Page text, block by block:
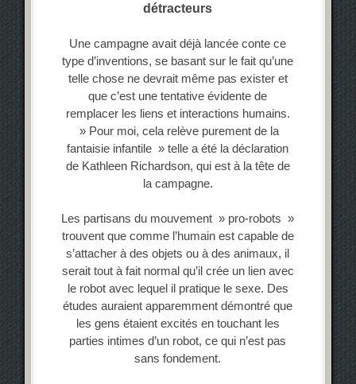
détracteurs
Une campagne avait déjà lancée conte ce
type d’inventions, se basant sur le fait qu’une
telle chose ne devrait même pas exister et
que c’est une tentative évidente de
remplacer les liens et interactions humains.
» Pour moi, cela relève purement de la
fantaisie infantile » telle a été la déclaration
de Kathleen Richardson, qui est à la tête de
la campagne.
Les partisans du mouvement » pro-robots »
trouvent que comme l’humain est capable de
s’attacher à des objets ou à des animaux, il
serait tout à fait normal qu’il crée un lien avec
le robot avec lequel il pratique le sexe. Des
études auraient apparemment démontré que
les gens étaient excités en touchant les
parties intimes d’un robot, ce qui n’est pas
sans fondement.